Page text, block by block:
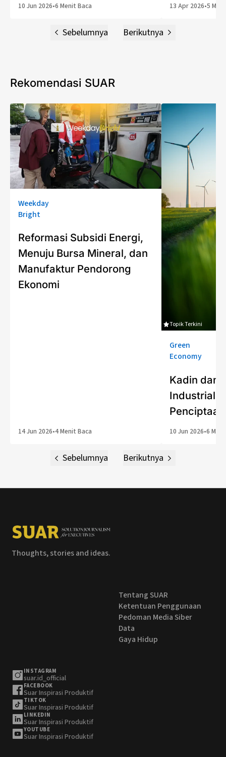
10 Jun 2026•6 Menit Baca 13 Apr 2026•5
Sebelumnya Berikutnya
Rekomendasi SUAR
Weekday
Bright
Reformasi Subsidi Energi,
Menuju Bursa Mineral, dan
Manufaktur Pendorong
Ekonomi
14 Jun 2026•4 Menit Baca
Topik Terkini
Green
Economy
Kadin dan
10 Jun 2026•6
Sebelumnya Berikutnya
Thoughts, stories and ideas.
Tentang SUAR
Ketentuan Penggunaan
Pedoman Media Siber
Data
Gaya Hidup
INSTAGRAM
suar.id_official
FACEBOOK
Suar Inspirasi Produktif
TIKTOK
Suar Inspirasi Produktif
LINKEDIN
Suar Inspirasi Produktif
YOUTUBE
Suar Inspirasi Produktif